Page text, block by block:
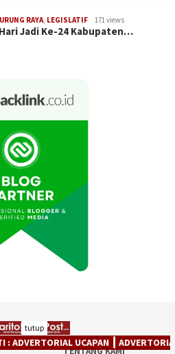
RAYA LEGISLATIF 171 views
Jadi Ke-24 Kabupaten…
TENTANG KAMI
tutup
┃ ADVERTORIAl JASA ┃